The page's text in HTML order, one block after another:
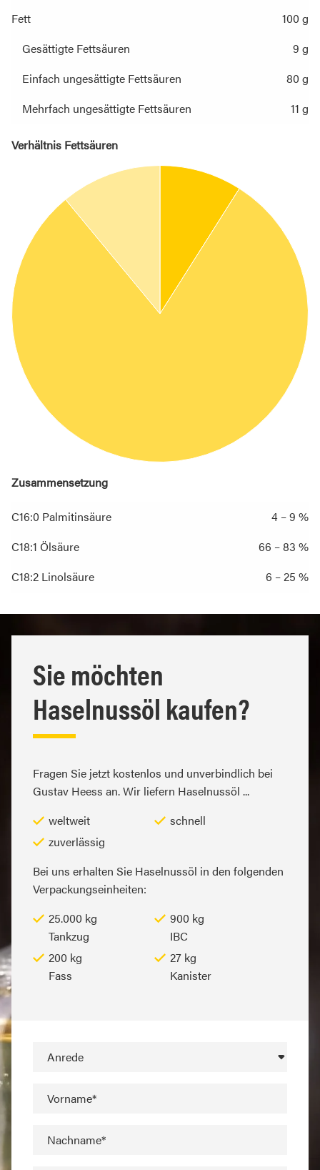
Fett
100 g
Gesättigte Fettsäuren
9 g
Einfach ungesättigte Fettsäuren
80 g
Mehrfach ungesättigte Fettsäuren
11 g
Verhältnis Fettsäuren
Zusammensetzung
C16:0 Palmitinsäure
4 – 9 %
C18:1 Ölsäure
66 – 83 %
C18:2 Linolsäure
6 – 25 %
Sie möchten
Haselnussöl kaufen?
Fragen Sie jetzt kostenlos und unverbindlich bei
Gustav Heess an. Wir liefern Haselnussöl ...
weltweit
schnell
zuverlässig
Bei uns erhalten Sie Haselnussöl in den folgenden
Verpackungseinheiten:
25.000 kg
Tankzug
900 kg
IBC
200 kg
Fass
27 kg
Kanister
Anrede
Vorname*
Nachname*